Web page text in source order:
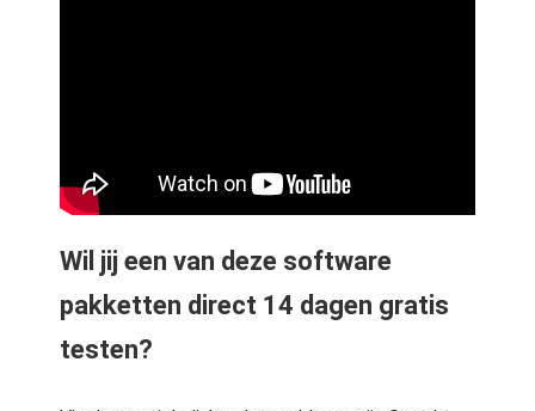
Wil jij een van deze software
pakketten direct 14 dagen gratis
testen?